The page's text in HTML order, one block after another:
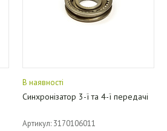
В наявності
Синхронізатор 3-ї та 4-ї передачі
Артикул: 3170106011